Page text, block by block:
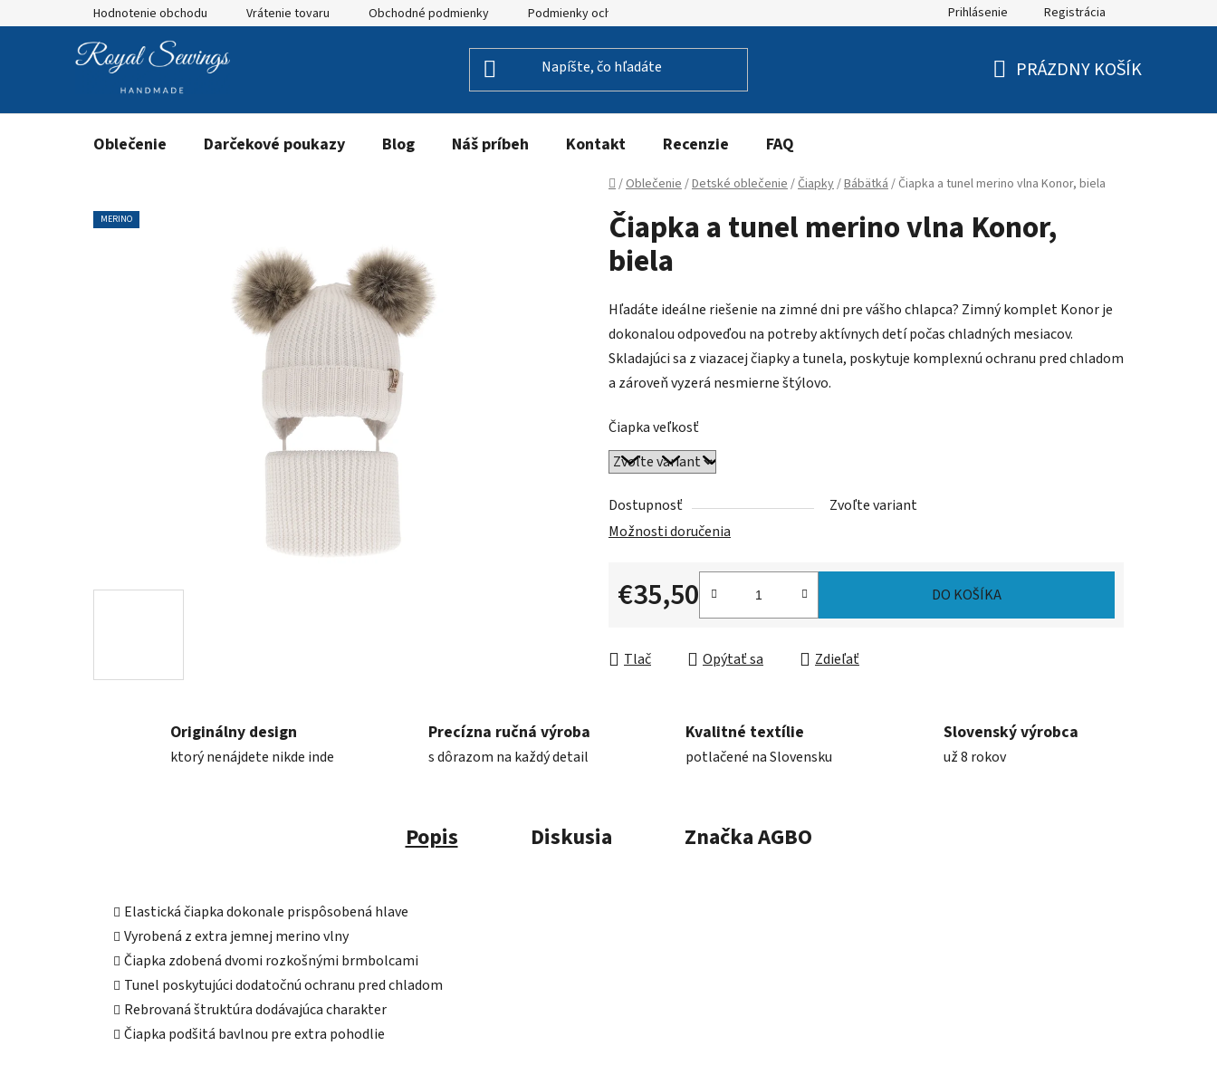
na
Hodnotenie obchodu Vrátenie tovaru Obchodné podmienky Podmienky ochrany osobných údajov Prihlásenie Registrácia
PRÁZDNY KOŠÍK
Oblečenie Darčekové poukazy Blog Náš príbeh Kontakt Recenzie FAQ
Domov
/Oblečenie/Detské oblečenie/Čiapky/Bábätká/ Čiapka a tunel merino vlna Konor, biela
Čiapka a tunel merino vlna Konor,
biela
Hľadáte ideálne riešenie na zimné dni pre vášho chlapca? Zimný komplet Konor je
dokonalou odpoveďou na potreby aktívnych detí počas chladných mesiacov.
Skladajúci sa z viazacej čiapky a tunela, poskytuje komplexnú ochranu pred chladom
a zároveň vyzerá nesmierne štýlovo.
Čiapka veľkosť
Dostupnosť
Zvoľte variant
Možnosti doručenia
€35,50
Jednotková cena:
DO KOŠÍKA
Tlač Opýtať sa Zdieľať
MERINO
Originálny design
ktorý nenájdete nikde inde
Precízna ručná výroba
s dôrazom na každý detail
Kvalitné textílie
potlačené na Slovensku
Slovenský výrobca
už 8 rokov
Popis Diskusia ZnačkaAGBO
Elastická čiapka dokonale prispôsobená hlave
Vyrobená z extra jemnej merino vlny
Čiapka zdobená dvomi rozkošnými brmbolcami
Tunel poskytujúci dodatočnú ochranu pred chladom
Rebrovaná štruktúra dodávajúca charakter
Čiapka podšitá bavlnou pre extra pohodlie